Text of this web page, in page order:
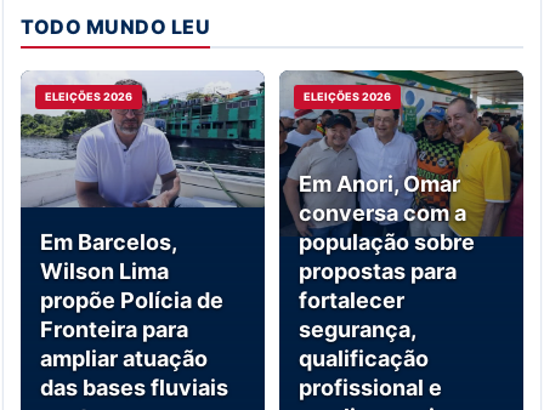
TODO MUNDO LEU
ELEIÇÕES 2026
Em Barcelos,
Wilson Lima
propõe Polícia de
Fronteira para
ampliar atuação
das bases fluviais
ELEIÇÕES 2026
Em Anori, Omar
conversa com a
população sobre
propostas para
fortalecer
segurança,
qualificação
profissional e